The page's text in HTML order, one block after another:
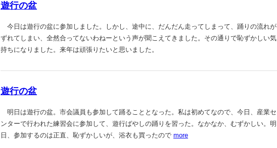
遊行の盆
今日は遊行の盆に参加しました。しかし、途中に、だんだん走ってしまって、踊りの流れが
ずれてしまい、全然合ってないわねーという声が聞こえてきました。その通りで恥ずかしい気
持ちになりました。来年は頑張りたいと思いました。
遊行の盆
明日は遊行の盆。市会議員も参加して踊ることとなった。私は初めてなので、今日、産業セ
ンターで行われた練習会に参加して、遊行ばやしの踊りを習った。なかなか、むずかしい。明
日、参加するのは正直、恥ずかしいが、浴衣も買ったので more